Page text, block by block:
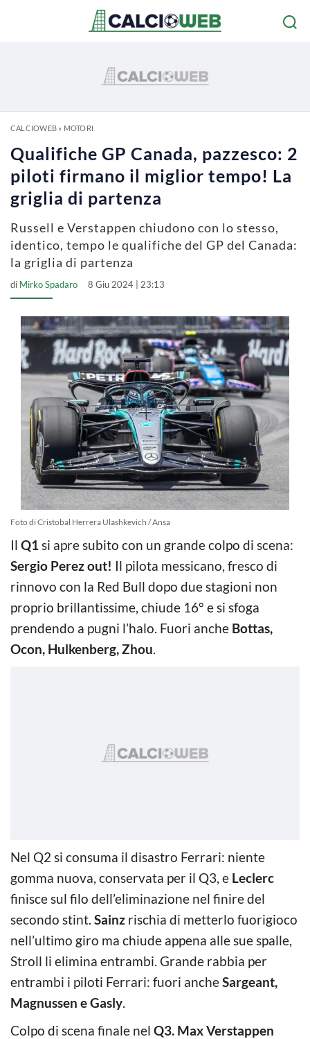
CALCIOWEB» MOTORI
Qualifiche GP Canada, pazzesco: 2
piloti firmano il miglior tempo! La
griglia di partenza
Russell e Verstappen chiudono con lo stesso,
identico, tempo le qualifiche del GP del Canada:
la griglia di partenza
di Mirko Spadaro 8 Giu 2024 | 23:13
Foto di Cristobal Herrera Ulashkevich / Ansa
Il Q1si apre subito con un grande colpo di scena:
Sergio Perez out! Il pilota messicano, fresco di
rinnovo con la Red Bull dopo due stagioni non
proprio brillantissime, chiude 16° e si sfoga
prendendo a pugni l’halo. Fuori anche Bottas,
Ocon, Hulkenberg, Zhou.
Nel Q2 si consuma il disastro Ferrari: niente
gomma nuova, conservata per il Q3, e Leclerc
finisce sul filo dell’eliminazione nel finire del
secondo stint. Sainz rischia di metterlo fuorigioco
nell’ultimo giro ma chiude appena alle sue spalle,
Stroll li elimina entrambi. Grande rabbia per
entrambi i piloti Ferrari: fuori ancheSargeant,
Magnussen e Gasly.
Colpo di scena finale nel Q3. Max Verstappen